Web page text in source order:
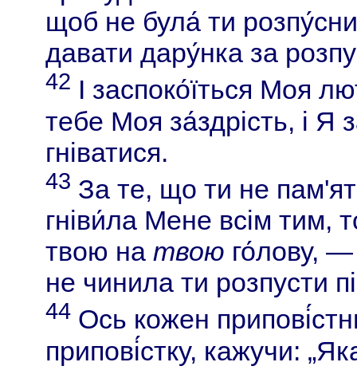
щоб не була́ ти
давати дару́нка за
42 І заспоко́їться Моя
тебе Моя за́здрість, і Я
гніватися.
43 За те, що ти не
гніви́ла Мене всім тим,
твою натвою го́лову,
не чинила ти розпусти
44 Ось кожен
припові́стку, кажучи: